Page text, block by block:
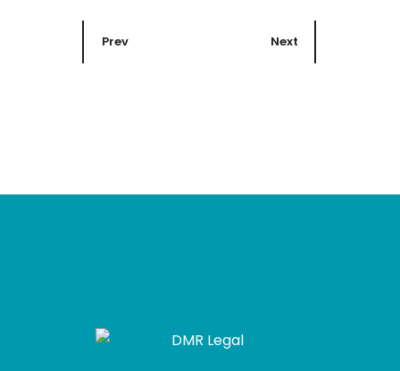
Prev Next